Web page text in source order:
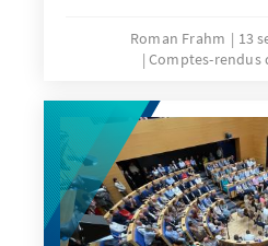
Roman Frahm
13
Comptes-rendus